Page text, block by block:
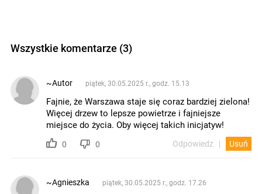
Wszystkie komentarze (3)
~Autor piątek, 30.05.2025 r., godz. 15.13
Fajnie, że Warszawa staje się coraz bardziej zielona!
Więcej drzew to lepsze powietrze i fajniejsze
miejsce do życia. Oby więcej takich inicjatyw!
0 0 Odpowiedz Usuń
~Agnieszka piątek, 30.05.2025 r., godz. 17.26